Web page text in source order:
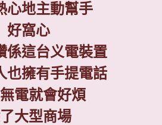
心地主動幫手
好窩心
係這台义電裝置
也擁有手提電話
電就會好煩
大型商場